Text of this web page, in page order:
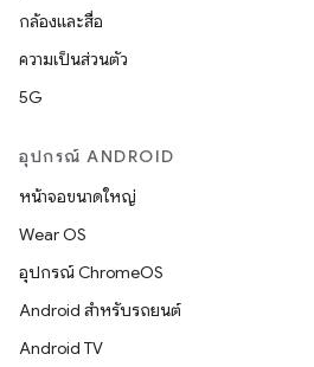
กล้องและสื่อ
ความเป็นส่วนตัว
5G
อุปกรณ์ ANDROID
หน้าจอขนาดใหญ่
Wear OS
อุปกรณ์ ChromeOS
Android สำหรับรถยนต์
Android TV